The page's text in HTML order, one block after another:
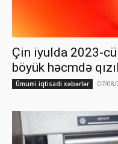
Çin iyulda 2023-
böyük həcmdə
Ümumi iqtisadi xəbərlər 07/08/